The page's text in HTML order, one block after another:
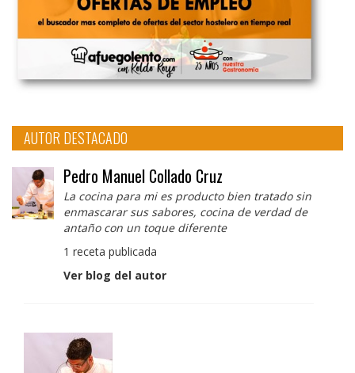
AUTOR DESTACADO
Pedro Manuel Collado Cruz
La cocina para mi es producto bien tratado sin
enmascarar sus sabores, cocina de verdad de
antaño con un toque diferente
1 receta publicada
Ver blog del autor